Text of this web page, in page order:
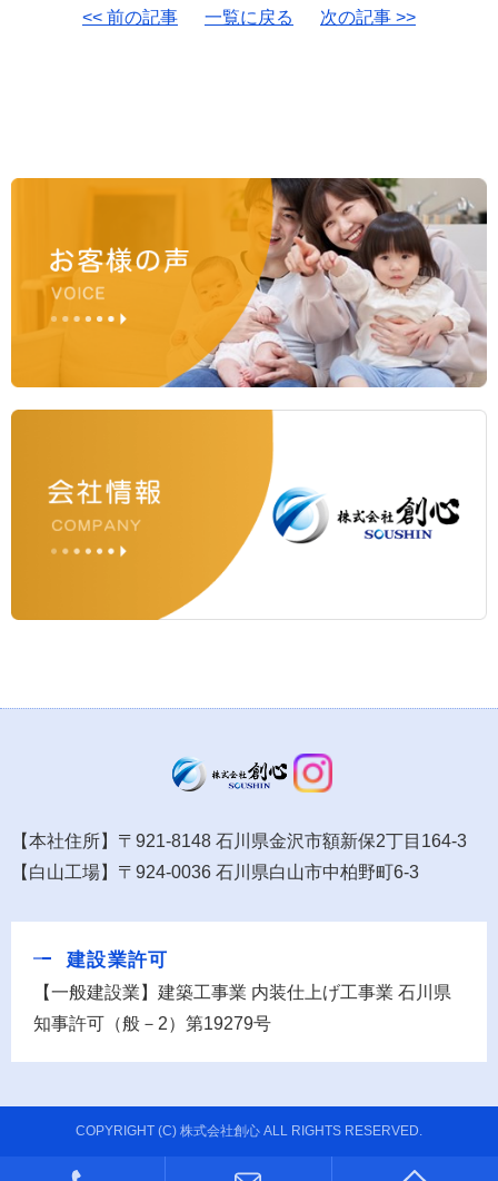
<< 前の記事 一覧に戻る 次の記事 >>
【本社住所】〒921-8148 石川県金沢市額新保2丁目164-3
【白山工場】〒924-0036 石川県白山市中柏野町6-3
建設業許可
【一般建設業】建築工事業 内装仕上げ工事業 石川県
知事許可（般－2）第19279号
COPYRIGHT (C) 株式会社創心 ALL RIGHTS RESERVED.